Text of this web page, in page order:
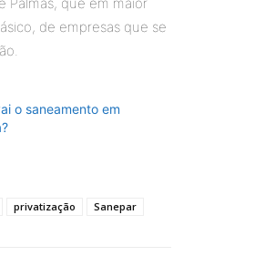
de empresas que se
o saneamento em
privatização Sanepar